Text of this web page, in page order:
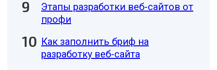
Этапы разработки веб-сайтов от
профи
Как заполнить бриф на
разработку веб-сайта